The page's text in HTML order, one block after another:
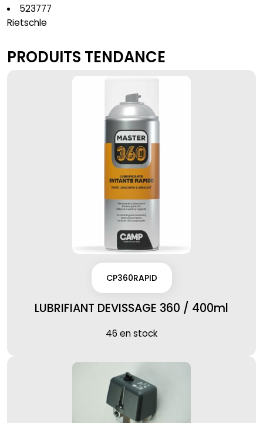
523777
Rietschle
PRODUITS TENDANCE
CP360RAPID
LUBRIFIANT DEVISSAGE 360 / 400ml
46 en stock